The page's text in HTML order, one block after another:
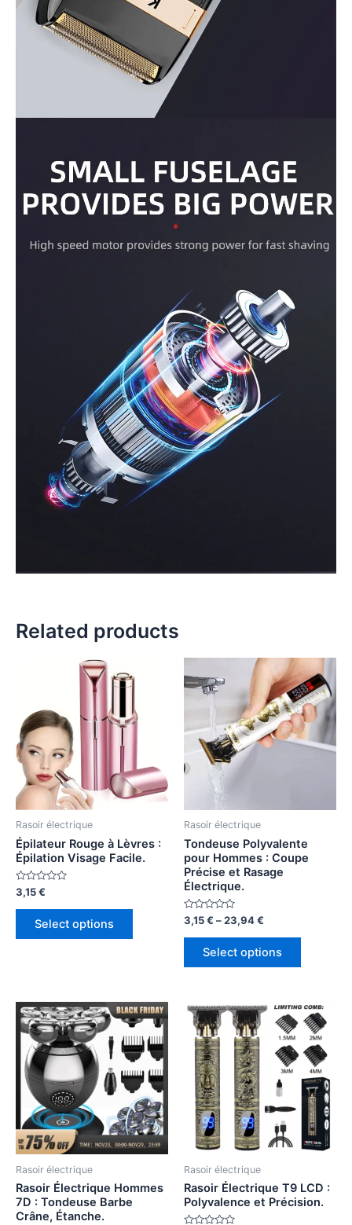
Related products
Rasoir électrique
Épilateur Rouge à Lèvres :
Épilation Visage Facile.
Rated
0
out
3,15€
Select options
Rasoir électrique
Tondeuse Polyvalente
pour Hommes : Coupe
Précise et Rasage
Électrique.
Rated
0
out
3,15€ –23,94€
Select options
Rasoir électrique
Rasoir Électrique Hommes
7D : Tondeuse Barbe
Crâne, Étanche.
Rasoir électrique
Rasoir Électrique T9 LCD :
Polyvalence et Précision.